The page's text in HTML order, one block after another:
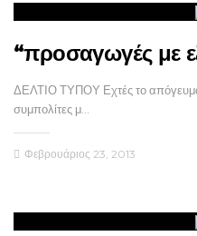
“προσαγωγές με
ΔΕΛΤΙΟ ΤΥΠΟΥ Εχτές το απόγευμα
συμπολίτες μ…
Φεβρουάριος 23, 2013